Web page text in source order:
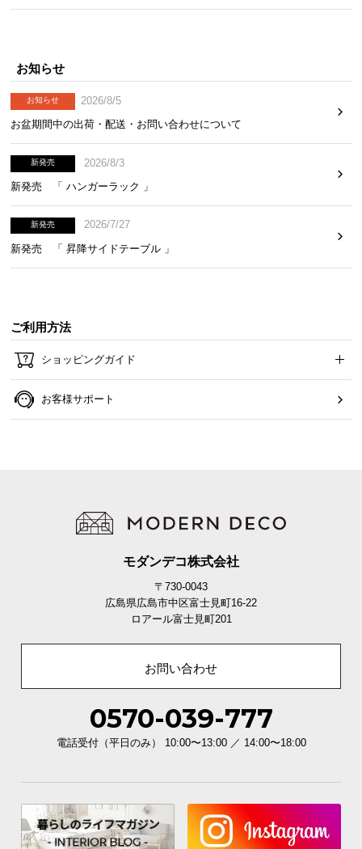
お知らせ
お知らせ
2026/8/5
お盆期間中の出荷・配送・お問い合わせについて
新発売
2026/8/3
新発売 「 ハンガーラック 」
新発売
2026/7/27
新発売 「 昇降サイドテーブル 」
ご利用方法
ショッピングガイド
お客様サポート
モダンデコ株式会社
〒730-0043
広島県広島市中区富士見町16-22
ロアール富士見町201
お問い合わせ
0570-039-777
電話受付（平日のみ） 10:00〜13:00 ／ 14:00〜18:00